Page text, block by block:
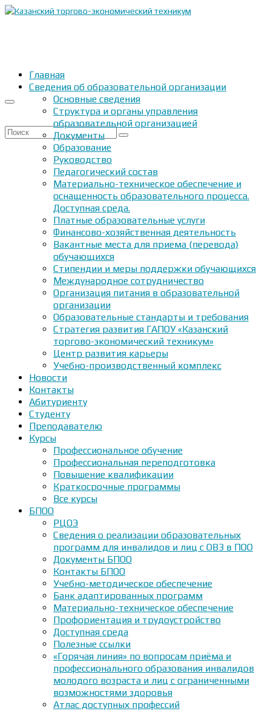
Искать:
Главная
Сведения об образовательной организации
Основные сведения
Структура и органы управления
образовательной организацией
Документы
Образование
Руководство
Педагогический состав
Материально-техническое обеспечение и
оснащенность образовательного процесса.
Доступная среда.
Платные образовательные услуги
Финансово-хозяйственная деятельность
Вакантные места для приема (перевода)
обучающихся
Стипендии и меры поддержки обучающихся
Международное сотрудничество
Организация питания в образовательной
организации
Образовательные стандарты и требования
Стратегия развития ГАПОУ «Казанский
торгово-экономический техникум»
Центр развития карьеры
Учебно-производственный комплекс
Новости
Контакты
Абитуриенту
Студенту
Преподавателю
Курсы
Профессиональное обучение
Профессиональная переподготовка
Повышение квалификации
Краткосрочные программы
Все курсы
БПОО
РЦОЭ
Сведения о реализации образовательных
программ для инвалидов и лиц с ОВЗ в ПОО
Документы БПОО
Контакты БПОО
Учебно-методическое обеспечение
Банк адаптированных программ
Материально-техническое обеспечение
Профориентация и трудоустройство
Доступная среда
Полезные ссылки
«Горячая линия» по вопросам приёма и
профессионального образования инвалидов
молодого возраста и лиц с ограниченными
возможностями здоровья
Атлас доступных профессий